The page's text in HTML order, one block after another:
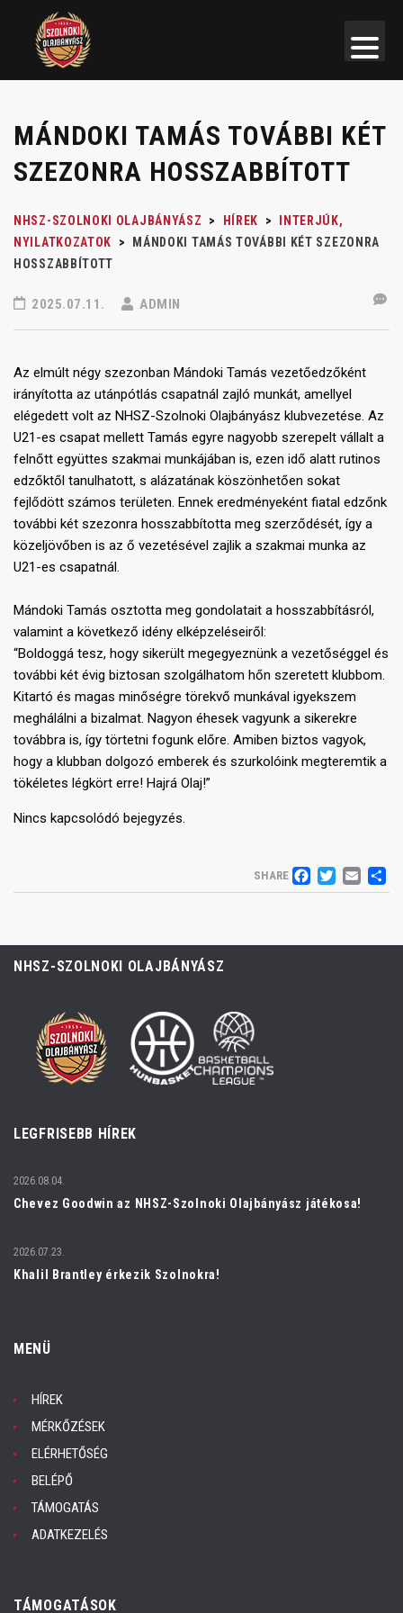
MÁNDOKI TAMÁS TOVÁBBI KÉT
SZEZONRA HOSSZABBÍTOTT
NHSZ-SZOLNOKI OLAJBÁNYÁSZ > HÍREK >
INTERJÚK,
NYILATKOZATOK
>
MÁNDOKI TAMÁS TOVÁBBI KÉT SZEZONRA
HOSSZABBÍTOTT
2025.07.11. ADMIN
Az elmúlt négy szezonban Mándoki Tamás vezetőedzőként
irányította az utánpótlás csapatnál zajló munkát, amellyel
elégedett volt az NHSZ-Szolnoki Olajbányász klubvezetése. Az
U21-es csapat mellett Tamás egyre nagyobb szerepelt vállalt a
felnőtt együttes szakmai munkájában is, ezen idő alatt rutinos
edzőktől tanulhatott, s alázatának köszönhetően sokat
fejlődött számos területen. Ennek eredményeként fiatal edzőnk
további két szezonra hosszabbította meg szerződését, így a
közeljövőben is az ő vezetésével zajlik a szakmai munka az
U21-es csapatnál.
Mándoki Tamás osztotta meg gondolatait a hosszabbításról,
valamint a következő idény elképzeléseiről:
“Boldoggá tesz, hogy sikerült megegyeznünk a vezetőséggel és
további két évig biztosan szolgálhatom hőn szeretett klubbom.
Kitartó és magas minőségre törekvő munkával igyekszem
meghálálni a bizalmat. Nagyon éhesek vagyunk a sikerekre
továbbra is, így törtetni fogunk előre. Amiben biztos vagyok,
hogy a klubban dolgozó emberek és szurkolóink megteremtik a
tökéletes légkört erre! Hajrá Olaj!”
Nincs kapcsolódó bejegyzés.
SHARE
NHSZ-SZOLNOKI OLAJBÁNYÁSZ
LEGFRISEBB HÍREK
Chevez Goodwin az NHSZ-Szolnoki Olajbányász játékosa!
2026.08.04.
Khalil Brantley érkezik Szolnokra!
2026.07.23.
MENÜ
HÍREK
MÉRKŐZÉSEK
ELÉRHETŐSÉG
BELÉPŐ
TÁMOGATÁS
ADATKEZELÉS
TÁMOGATÁSOK